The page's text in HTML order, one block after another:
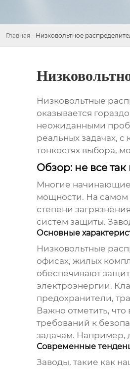
Главная - Низковольтное
Низковольтные
оказывается
неожиданными
реальных задачах,
тонкостях выбора,
Обзор: не все так
Многие
мощности. На самом
степени
систем защиты.
Основные
Низковольтные
офисах, жилых
обеспечивают
электроэнергии.
предохранители,
Важно отметить,
требований к
задачам. Например,
Современные
Заводы, такие как